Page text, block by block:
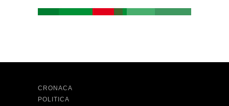
CRONACA
POLITICA